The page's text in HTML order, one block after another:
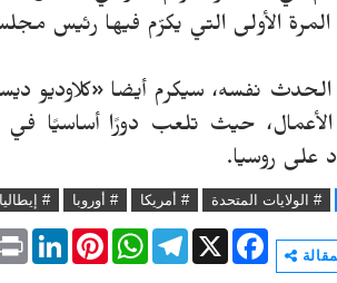
الأولى التي يكرّم فيها رئيس
نفسه، سيكرم أيضا «كلاوديو
الأعمال، حيث تلعب دورًا أساسيًا في
على روسيا.
# الولايات المتحدة # أمريكا # أوروبا # إيطاليا
P
r
L
P
W
h
T
e
X
F
a